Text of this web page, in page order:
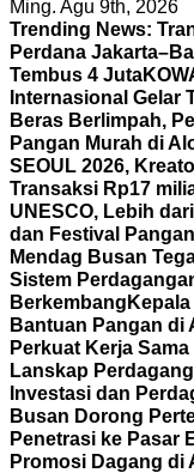
Ming. Agu 9th, 2026
Trending News:
Perdana
Tembus 4 Juta
Internasional Gelar
Beras Berlimpah,
Pangan Murah di
SEOUL 2026,
Transaksi Rp17
UNESCO, Lebih
dan Festival
Mendag Busan
Sistem
Berkembang
Bantuan Pangan di
Perkuat Kerja
Lanskap
Investasi dan
Busan Dorong
Penetrasi ke Pasar
Promosi Dagang di